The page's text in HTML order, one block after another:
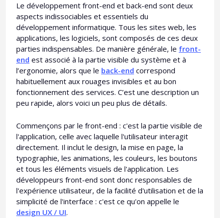
Le développement front-end et back-end sont deux
aspects indissociables et essentiels du
développement informatique. Tous les sites web, les
applications, les logiciels, sont composés de ces deux
parties indispensables. De manière générale, le front-
end est associé à la partie visible du système et à
l’ergonomie, alors que le back-end correspond
habituellement aux rouages invisibles et au bon
fonctionnement des services. C’est une description un
peu rapide, alors voici un peu plus de détails.
Commençons par le front-end : c'est la partie visible de
l'application, celle avec laquelle l'utilisateur interagit
directement. Il inclut le design, la mise en page, la
typographie, les animations, les couleurs, les boutons
et tous les éléments visuels de l'application. Les
développeurs front-end sont donc responsables de
l'expérience utilisateur, de la facilité d'utilisation et de la
simplicité de l'interface : c'est ce qu'on appelle le
design UX / UI.